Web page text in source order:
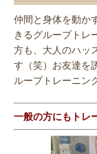
仲間と身体を動か
きるグループトレ
方も、大人のハッ
す（笑）お友達を
ループトレーニン
一般の方にもトレ